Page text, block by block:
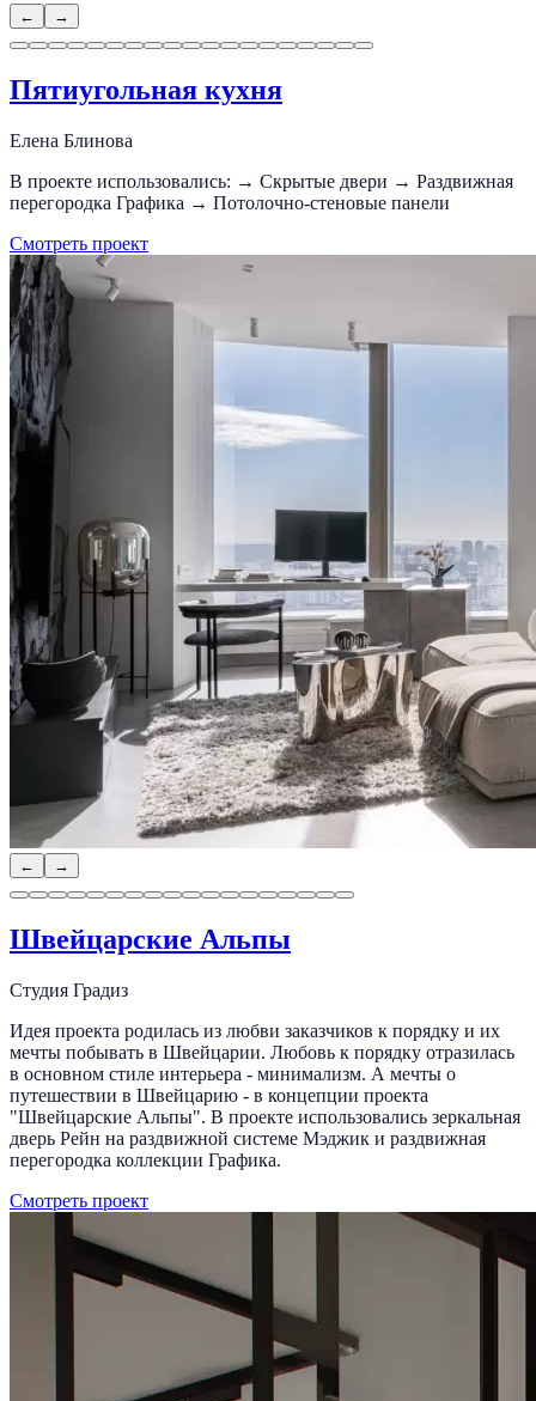
← →
Пятиугольная кухня
Елена Блинова
В проекте использовались: → Скрытые двери → Раздвижная
перегородка Графика → Потолочно-стеновые панели
Смотреть проект
← →
Швейцарские Альпы
Студия Градиз
Идея проекта родилась из любви заказчиков к порядку и их
мечты побывать в Швейцарии. Любовь к порядку отразилась
в основном стиле интерьера - минимализм. А мечты о
путешествии в Швейцарию - в концепции проекта
"Швейцарские Альпы". В проекте использовались зеркальная
дверь Рейн на раздвижной системе Мэджик и раздвижная
перегородка коллекции Графика.
Смотреть проект